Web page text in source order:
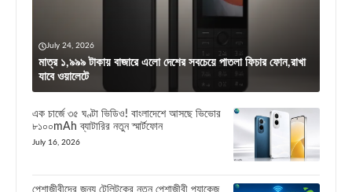
July 24, 2026
মাত্র ১,৯৯৯ টাকায় বাজারে এলো দেশের সবচেয়ে পাতলা ফিচার ফোন,রাখা
যাবে ওয়ালেটে
এক চার্জে ৩৫ ঘণ্টা ভিডিও! বাংলাদেশে আসছে ভিভোর
৮১০০mAh ব্যাটারির নতুন স্মার্টফোন
July 16, 2026
পেশাজীবীদের জন্য টেলিটকের নতুন পেশাজীবী প্যাকেজ